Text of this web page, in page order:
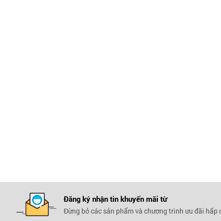
Đăng ký nhận tin khuyến mãitừ
Đừng bỏ các sản phẩm và chương trình ưu đãi hấp